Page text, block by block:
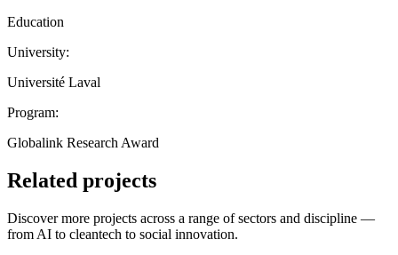
Education
University:
Université Laval
Program:
Globalink Research Award
Related projects
Discover more projects across a range of sectors and discipline —
from AI to cleantech to social innovation.